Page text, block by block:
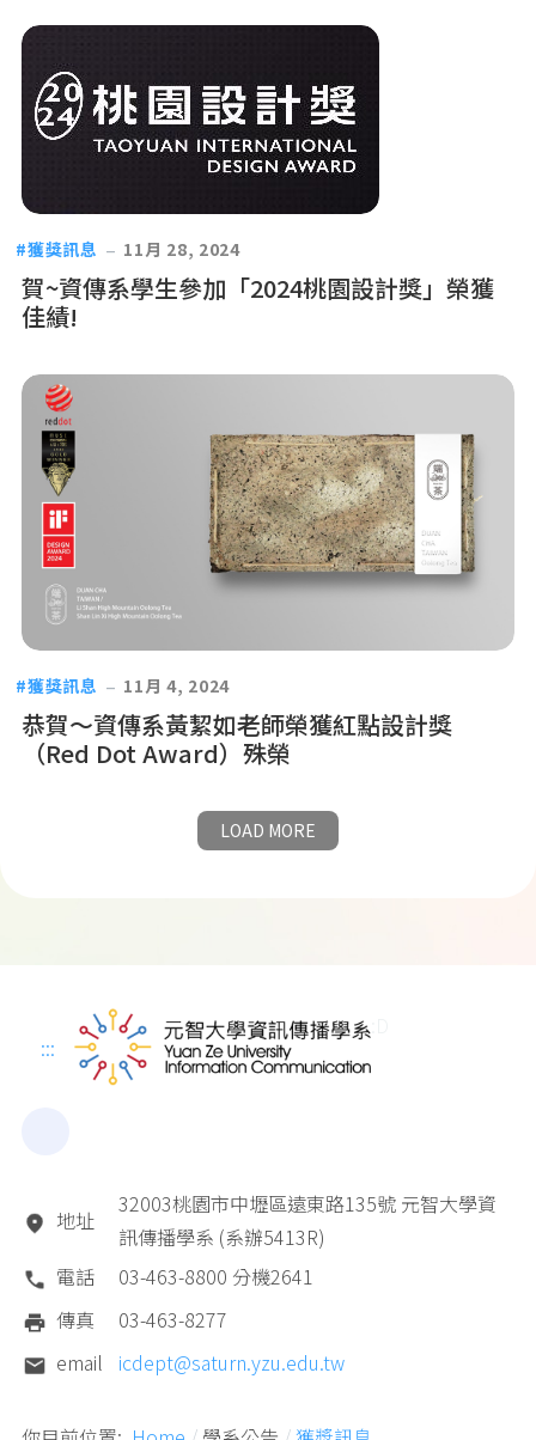
獲獎訊息 11月 28, 2024
賀~資傳系學生參加「2024桃園設計獎」榮獲
佳績!
獲獎訊息 11月 4, 2024
恭賀～資傳系黃絜如老師榮獲紅點設計獎
（Red Dot Award）殊榮
LOAD MORE
:::
地址
32003桃園市中壢區遠東路135號 元智大學資
訊傳播學系 (系辦5413R)
電話
03-463-8800 分機2641
傳真
03-463-8277
email
icdept@saturn.yzu.edu.tw